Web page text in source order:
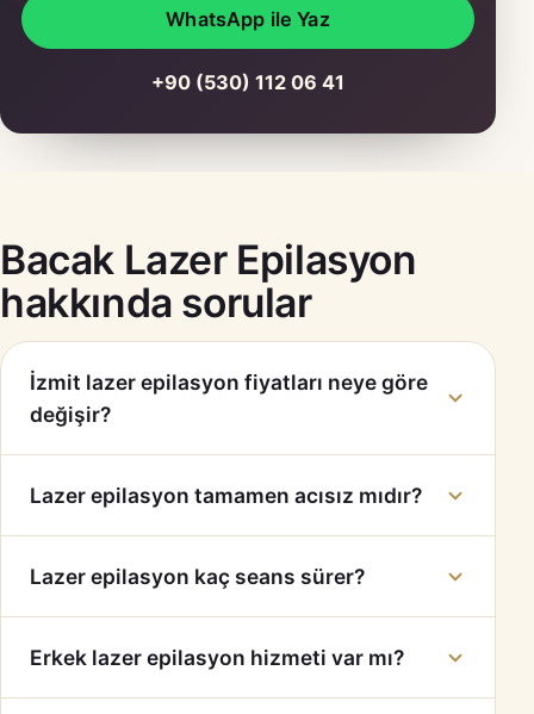
WhatsApp ile Yaz
+90 (530) 112 06 41
Bacak Lazer Epilasyon
hakkında sorular
İzmit lazer epilasyon fiyatları neye göre
değişir?
Lazer epilasyon tamamen acısız mıdır?
Lazer epilasyon kaç seans sürer?
Erkek lazer epilasyon hizmeti var mı?